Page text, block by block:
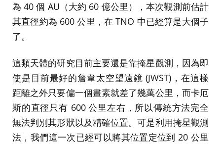
為 40 個 AU（大約 60 億公里），本次觀測前估計
其直徑約為 600 公里，在 TNO 中已經算是大個子
了。
這類天體的研究目前主要還是靠掩星觀測，因為即
使是目前最好的詹韋太空望遠鏡 (JWST)，在這樣
距離之外只要偏一個畫素就差了幾萬公里，而卡厄
斯的直徑只有 600 公里左右，所以傳統方法完全
無法判別其形狀以及精確位置。可是利用掩星觀測
法，我們這一次已經可以將其位置定位到 20 公里